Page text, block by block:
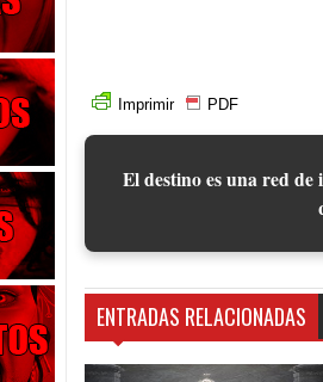
Imprimir PDF
El destino es una red
ENTRADAS RELACIONADAS